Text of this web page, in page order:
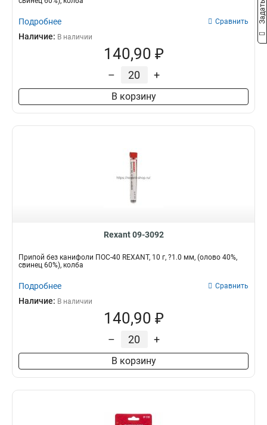
Подробнее Сравнить
Наличие: В наличии
140,90 ₽
– +
В корзину
Rexant 09-3092
Припой без канифоли ПОС-40 REXANT, 10 г, ?1.0 мм, (олово 40%,
свинец 60%), колба
Подробнее Сравнить
Наличие: В наличии
140,90 ₽
– +
В корзину